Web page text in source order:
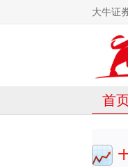
大牛证
首